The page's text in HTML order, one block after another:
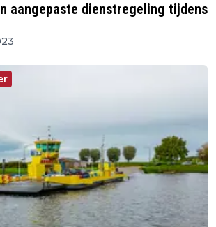
aangepaste dienstregeling tijdens